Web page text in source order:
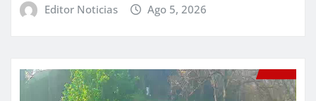
Editor Noticias Ago 5, 2026